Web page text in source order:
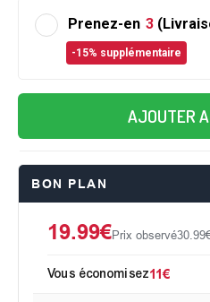
Prenez-en 3
-15% supplémentaire
AJOUTER
BON PLAN
19.99€Prix observé
Vous économisez11€